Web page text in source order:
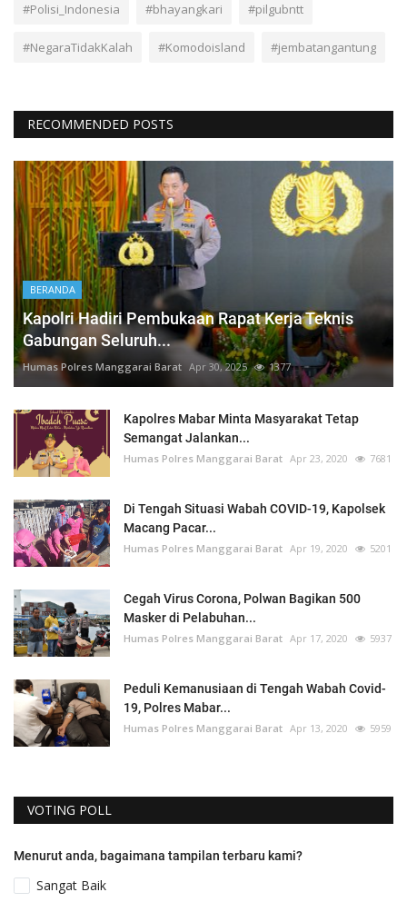
#Polisi_Indonesia #bhayangkari #pilgubntt
#NegaraTidakKalah #Komodoisland #jembatangantung
RECOMMENDED POSTS
BERANDA
Kapolri Hadiri Pembukaan Rapat Kerja Teknis
Gabungan Seluruh...
Humas Polres Manggarai Barat Apr 30, 2025 1377
Kapolres Mabar Minta Masyarakat Tetap
Semangat Jalankan...
Humas Polres Manggarai Barat Apr 23, 2020 7681
Di Tengah Situasi Wabah COVID-19, Kapolsek
Macang Pacar...
Humas Polres Manggarai Barat Apr 19, 2020 5201
Cegah Virus Corona, Polwan Bagikan 500
Masker di Pelabuhan...
Humas Polres Manggarai Barat Apr 17, 2020 5937
Peduli Kemanusiaan di Tengah Wabah Covid-
19, Polres Mabar...
Humas Polres Manggarai Barat Apr 13, 2020 5959
VOTING POLL
Menurut anda, bagaimana tampilan terbaru kami?
Sangat Baik